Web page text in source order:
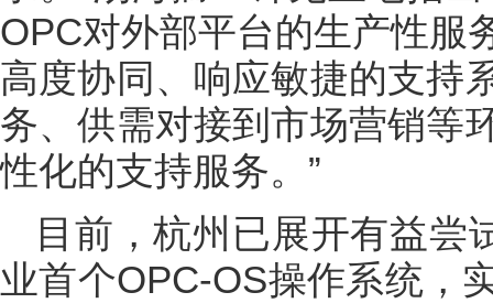
OPC对外部平台的生产性服
高度协同、响应敏捷的支持
务、供需对接到市场营销等
性化的支持服务。”
目前，杭州已展开有益尝
业首个OPC-OS操作系统，